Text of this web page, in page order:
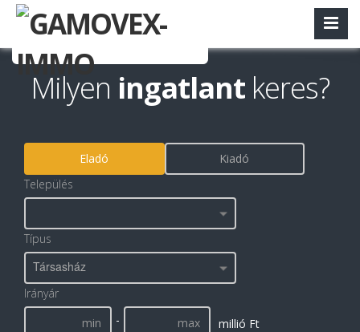
Milyen ingatlant keres?
Eladó
Kiadó
Település
Típus
Társasház
Irányár
-
millió Ft